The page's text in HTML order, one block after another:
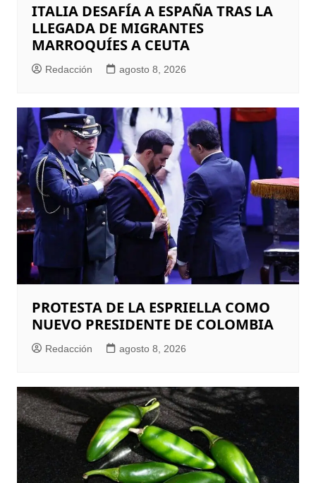
ITALIA DESAFÍA A ESPAÑA TRAS LA
LLEGADA DE MIGRANTES
MARROQUÍES A CEUTA
Redacción agosto 8, 2026
PROTESTA DE LA ESPRIELLA COMO
NUEVO PRESIDENTE DE COLOMBIA
Redacción agosto 8, 2026